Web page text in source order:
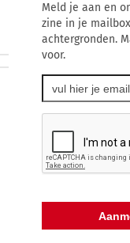
Meld je aan en
zine in je
achtergronden.
voor.